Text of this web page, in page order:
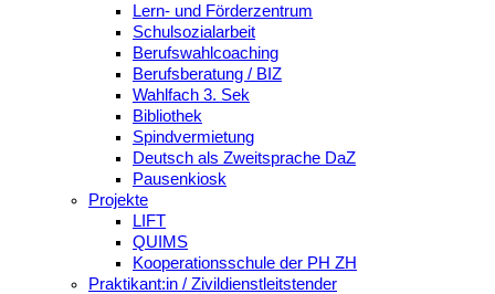
Lern- und Förderzentrum
Schulsozialarbeit
Berufswahlcoaching
Berufsberatung / BIZ
Wahlfach 3. Sek
Bibliothek
Spindvermietung
Deutsch als Zweitsprache DaZ
Pausenkiosk
Projekte
LIFT
QUIMS
Kooperationsschule der PH ZH
Praktikant:in / Zivildienstleitstender